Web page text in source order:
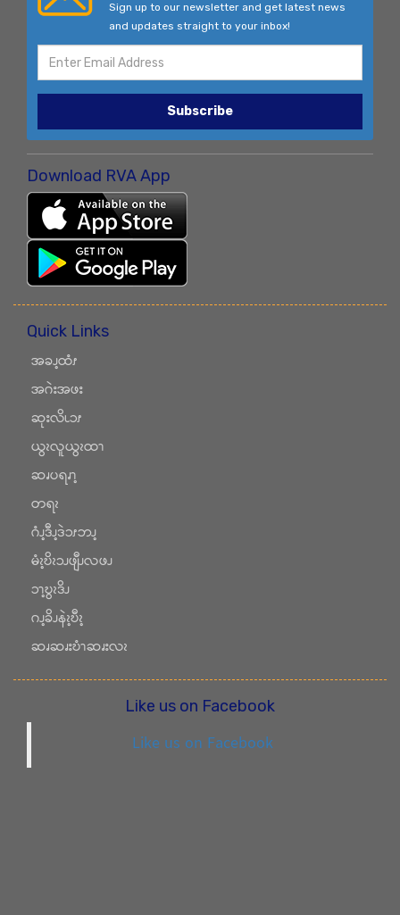
Sign up to our newsletter and get latest news
and updates straight to your inbox!
Subscribe
Download RVA App
Quick Links
အခၪ့ထံၭ
အဂဲးအဖး
ဆုးလိၬၥၭ
ယွၩလူယွၩထၫ
ဆၧပရၧၫ့
တရၩ
ဂံၪ့ဒီၪ့ဒဲၥၭဘၪ့
မံၩ့ဎိၩၥၪဖျီၪလဖၪ
ၥၫ့ဎွၩဒိၪ
ဂၪ့ခိၪနဲၩ့ဎီၩ့
ဆၧဆၧးဎံၫဆၧးလၩ
Like us on Facebook
Like us on Facebook